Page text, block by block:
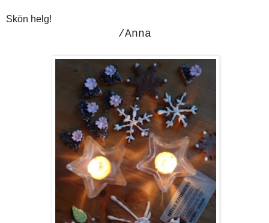
Skön helg!
/Anna